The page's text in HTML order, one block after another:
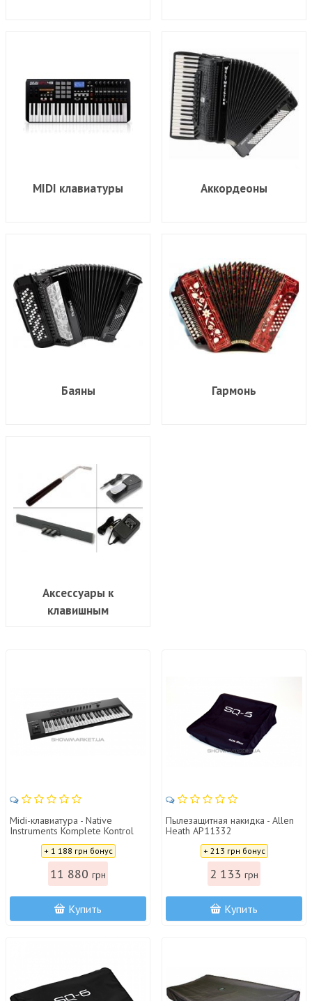
MIDI клавиатуры Аккордеоны
Баяны Гармонь
Аксессуары к
клавишным
Midi-клавиатура - Native
Instruments Komplete Kontrol
+ 1 188 грн бонус
11 880 грн
Купить
Пылезащитная накидка - Allen
Heath AP11332
+ 213 грн бонус
2 133 грн
Купить